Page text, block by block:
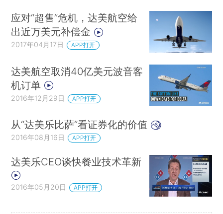
应对“超售”危机，达美航空给
出近万美元补偿金
2017年04月17日 APP打开
达美航空取消40亿美元波音客
机订单
2016年12月29日 APP打开
从“达美乐比萨”看证券化的价值
2016年08月16日 APP打开
达美乐CEO谈快餐业技术革新
2016年05月20日 APP打开